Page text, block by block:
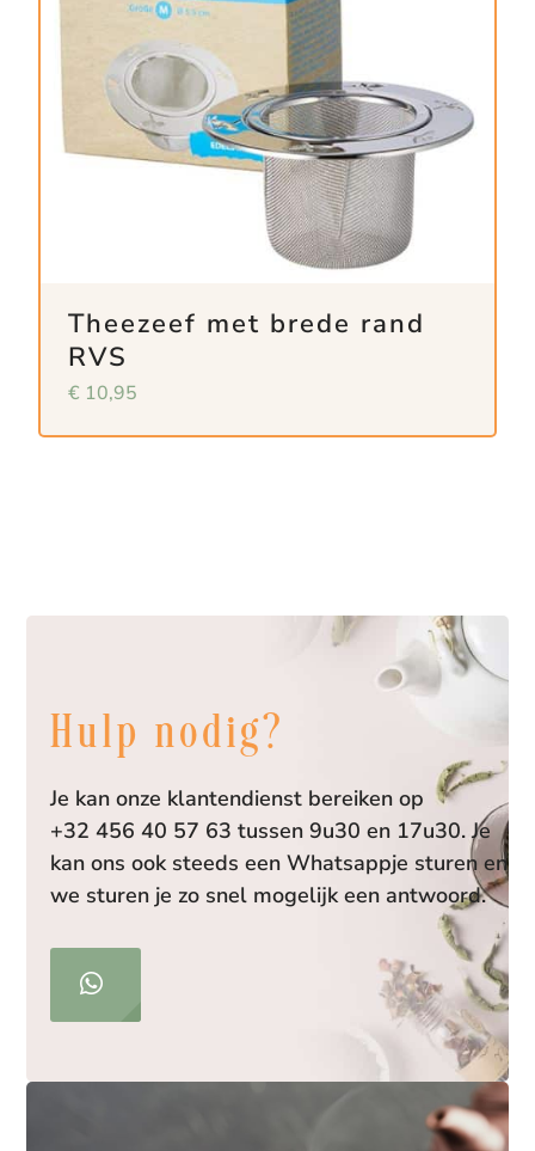
Theezeef met brede rand
RVS
€ 10,95
Hulp nodig?
Je kan onze klantendienst bereiken op
+32 456 40 57 63 tussen 9u30 en 17u30. Je
kan ons ook steeds een Whatsappje sturen en
we sturen je zo snel mogelijk een antwoord.